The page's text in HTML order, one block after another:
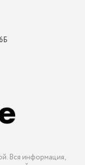
Вся информация,